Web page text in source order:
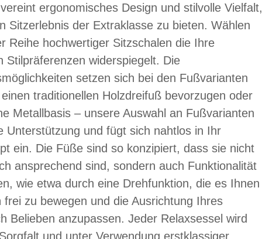
ergonomisches Design und stilvolle Vielfalt,
Sitzerlebnis der Extraklasse zu bieten. Wählen
Reihe hochwertiger Sitzschalen die Ihre
Stilpräferenzen widerspiegelt. Die
setzen sich bei den Fußvarianten
traditionellen Holzdreifuß bevorzugen oder
Metallbasis – unsere Auswahl an Fußvarianten
Unterstützung und fügt sich nahtlos in Ihr
ein. Die Füße sind so konzipiert, dass sie nicht
ansprechend sind, sondern auch Funktionalität
wie etwa durch eine Drehfunktion, die es Ihnen
frei zu bewegen und die Ausrichtung Ihres
Belieben anzupassen. Jeder Relaxsessel wird
und unter Verwendung erstklassiger